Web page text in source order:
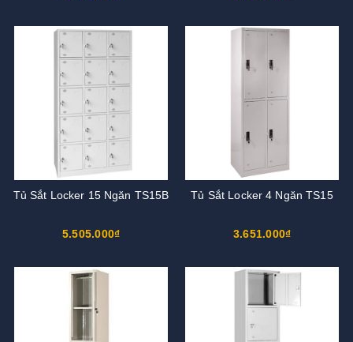
Tủ Sắt Locker 15 Ngăn TS15B
5.505.000₫
Tủ Sắt Locker 4 Ngăn TS15
3.651.000₫